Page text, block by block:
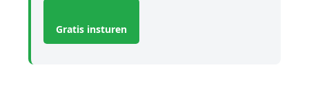
Gratis insturen